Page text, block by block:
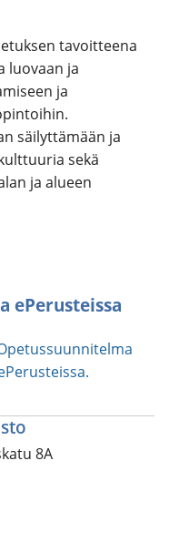
tavoitteena
luovaan ja
ja
säilyttämään ja
sekä
ja alueen
ePerusteissa
8A